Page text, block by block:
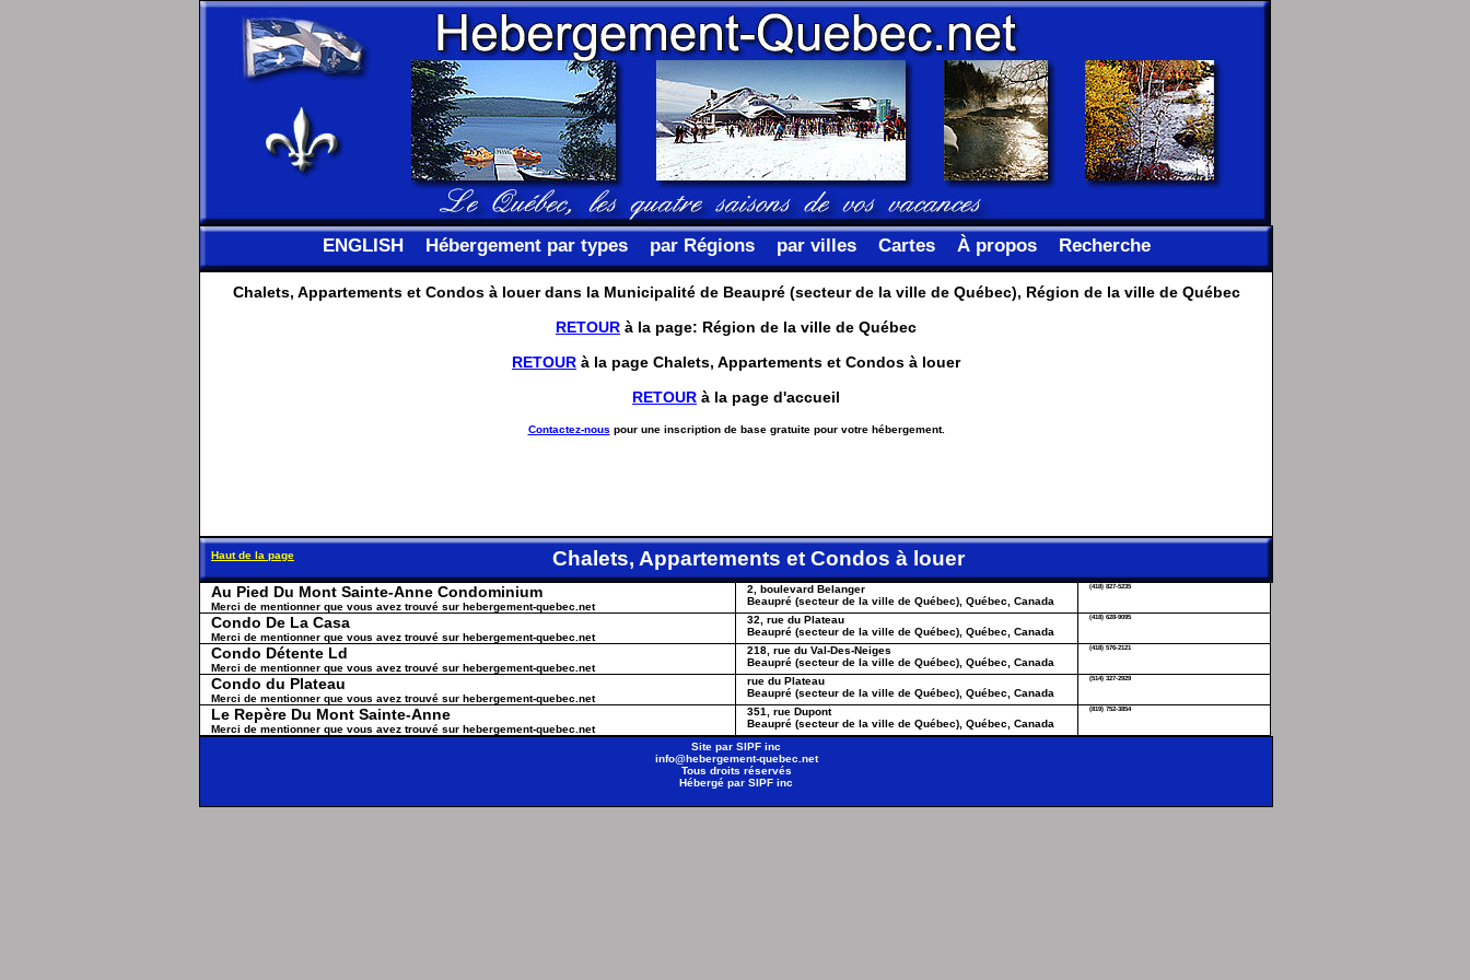
ENGLISH Hébergement par types par Régions par villes Cartes À propos Recherche
Chalets, Appartements et Condos à louer dans la Municipalité de Beaupré (secteur de la ville de Québec), Région de la ville de Québec
RETOUR à la page: Région de la ville de Québec
RETOUR à la page Chalets, Appartements et Condos à louer
RETOUR à la page d'accueil
Contactez-nous pour une inscription de base gratuite pour votre hébergement.
Haut de la page Chalets, Appartements et Condos à louer
Au Pied Du Mont Sainte-Anne Condominium
Merci de mentionner que vous avez trouvé sur hebergement-quebec.net
2, boulevard Belanger
Beaupré (secteur de la ville de Québec), Québec, Canada
(418) 827-5235
Condo De La Casa
Merci de mentionner que vous avez trouvé sur hebergement-quebec.net
32, rue du Plateau
Beaupré (secteur de la ville de Québec), Québec, Canada
(418) 628-9095
Condo Détente Ld
Merci de mentionner que vous avez trouvé sur hebergement-quebec.net
218, rue du Val-Des-Neiges
Beaupré (secteur de la ville de Québec), Québec, Canada
(418) 576-2121
Condo du Plateau
Merci de mentionner que vous avez trouvé sur hebergement-quebec.net
rue du Plateau
Beaupré (secteur de la ville de Québec), Québec, Canada
(514) 327-2929
Le Repère Du Mont Sainte-Anne
Merci de mentionner que vous avez trouvé sur hebergement-quebec.net
351, rue Dupont
Beaupré (secteur de la ville de Québec), Québec, Canada
(819) 752-3854
Site par SIPF inc
info@hebergement-quebec.net
Tous droits réservés
Hébergé par SIPF inc